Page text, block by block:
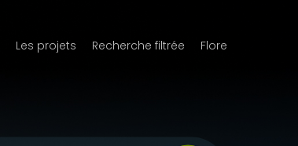
Les projets Recherche filtrée Flore